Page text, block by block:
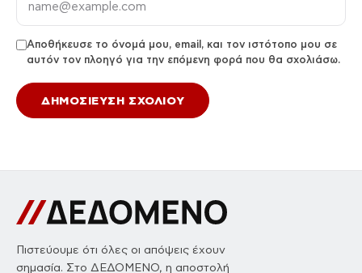
Αποθήκευσε το όνομά μου, email, και τον ιστότοπο μου σε
αυτόν τον πλοηγό για την επόμενη φορά που θα σχολιάσω.
Πιστεύουμε ότι όλες οι απόψεις έχουν
σημασία. Στο ΔΕΔΟΜΕΝΟ, η αποστολή